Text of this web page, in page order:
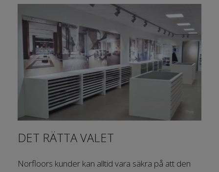
DET RÄTTA VALET
Norfloors kunder kan alltid vara säkra på att den